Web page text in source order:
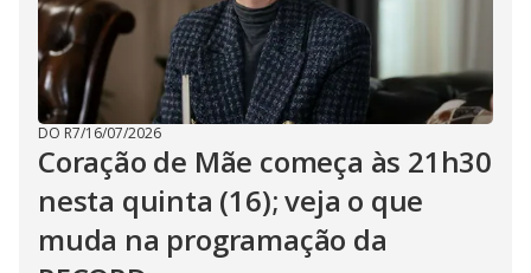
DO R7/16/07/2026
Coração de Mãe começa às 21h30
nesta quinta (16); veja o que
muda na programação da